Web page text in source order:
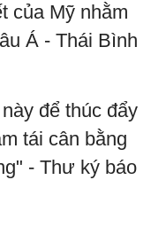
của Mỹ nhằm
Á - Thái Bình
để thúc đẩy
tái cân bằng
- Thư ký báo